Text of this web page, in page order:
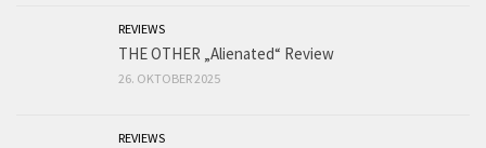
REVIEWS
THE OTHER „Alienated“ Review
26. OKTOBER 2025
REVIEWS